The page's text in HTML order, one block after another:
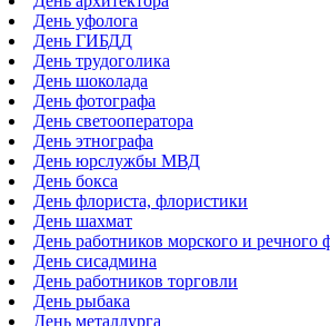
День уфолога
День ГИБДД
День трудоголика
День шоколада
День фотографа
День светооператора
День этнографа
День юрслужбы МВД
День бокса
День флориста, флористики
День шахмат
День работников морского и речного
День сисадмина
День работников торговли
День рыбака
День металлурга